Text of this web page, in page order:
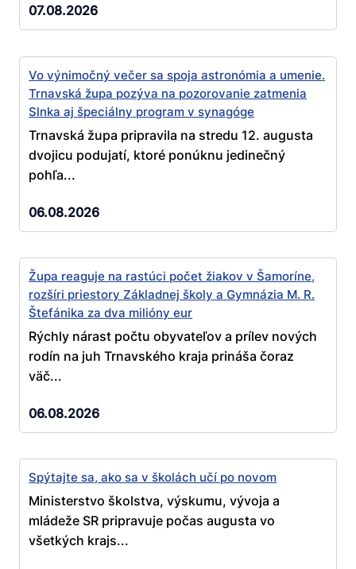
07.08.2026
Vo výnimočný večer sa spoja astronómia a umenie.
Trnavská župa pozýva na pozorovanie zatmenia
Slnka aj špeciálny program v synagóge
Trnavská župa pripravila na stredu 12. augusta
dvojicu podujatí, ktoré ponúknu jedinečný
pohľa...
06.08.2026
Župa reaguje na rastúci počet žiakov v Šamoríne,
rozšíri priestory Základnej školy a Gymnázia M. R.
Štefánika za dva milióny eur
Rýchly nárast počtu obyvateľov a prílev nových
rodín na juh Trnavského kraja prináša čoraz
väč...
06.08.2026
Spýtajte sa, ako sa v školách učí po novom
Ministerstvo školstva, výskumu, vývoja a
mládeže SR pripravuje počas augusta vo
všetkých krajs...